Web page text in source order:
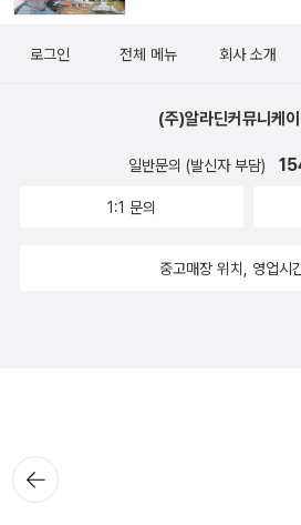
뒤로가
기
로그인 전체 메뉴 회사 소개
(주)알라딘커뮤니케
일반문의 (발신자 부담)
1:1 문의
중고매장 위치, 영업시